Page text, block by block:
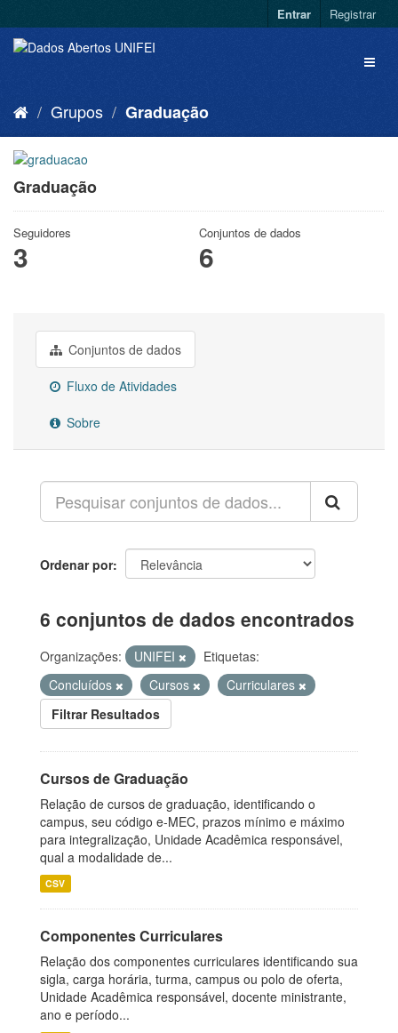
Entrar Registrar
Grupos Graduação
Graduação
Seguidores
3
Conjuntos de dados
6
Conjuntos de dados
Fluxo de Atividades
Sobre
Ordenar por
6 conjuntos de dados encontrados
Organizações: UNIFEI
Etiquetas:
Concluídos
Cursos
Curriculares
Filtrar Resultados
Cursos de Graduação
Relação de cursos de graduação, identificando o
campus, seu código e-MEC, prazos mínimo e máximo
para integralização, Unidade Acadêmica responsável,
qual a modalidade de...
CSV
Componentes Curriculares
Relação dos componentes curriculares identificando sua
sigla, carga horária, turma, campus ou polo de oferta,
Unidade Acadêmica responsável, docente ministrante,
ano e período...